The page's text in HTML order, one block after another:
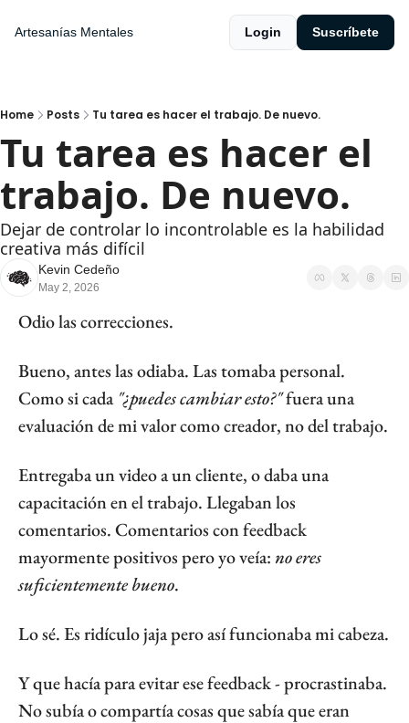
Artesanías Mentales Login Suscríbete
Home Posts Tu tarea es hacer el trabajo. De nuevo.
Tu tarea es hacer el
trabajo. De nuevo.
Dejar de controlar lo incontrolable es la habilidad
creativa más difícil
Kevin Cedeño
May 2, 2026
Odio las correcciones.
Bueno, antes las odiaba. Las tomaba personal.
Como si cada "¿puedes cambiar esto?" fuera una
evaluación de mi valor como creador, no del trabajo.
Entregaba un video a un cliente, o daba una
capacitación en el trabajo. Llegaban los
comentarios. Comentarios con feedback
mayormente positivos pero yo veía: no eres
suficientemente bueno.
Lo sé. Es ridículo jaja pero así funcionaba mi cabeza.
Y que hacía para evitar ese feedback - procrastinaba.
No subía o compartía cosas que sabía que eran